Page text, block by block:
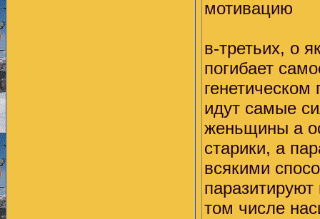
мотивацию
в-третьих, о
погибает
идут самые
женьщины а
старики, а
всякими
том числе